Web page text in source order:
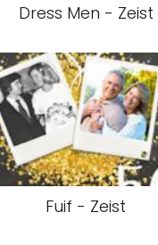
Dress Men - Zeist
Fuif - Zeist